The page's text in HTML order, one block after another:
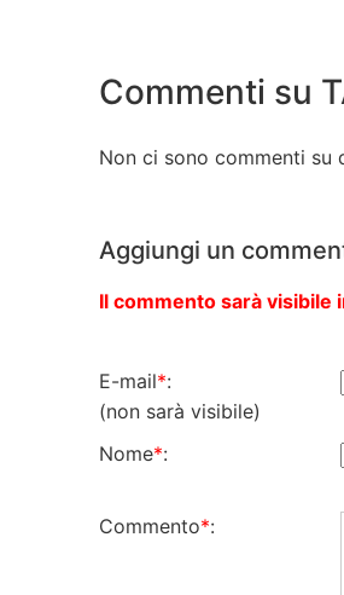
Commenti su
Non ci sono commenti su
Aggiungi un
Il commento sarà visibile
E-mail*:
(non sarà visibile)
Nome*:
Commento*: